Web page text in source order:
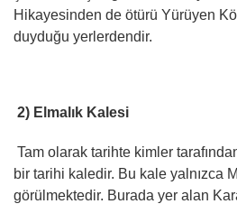
Hikayesinden de ötürü Yürüyen
duyduğu yerlerdendir.
2) Elmalık Kalesi
Tam olarak tarihte kimler
bir tarihi kaledir. Bu kale yalnızca
görülmektedir. Burada yer alan